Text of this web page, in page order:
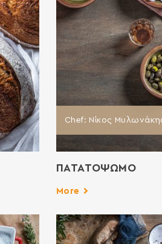
Chef: Νίκος
ΠΑΤΑΤΟΨΩΜΟ
More